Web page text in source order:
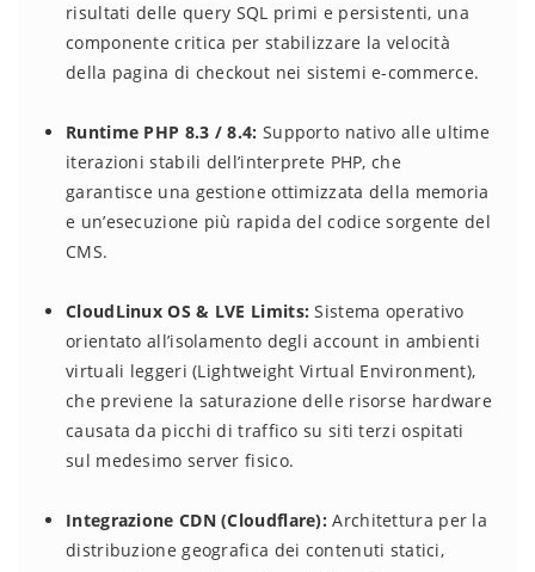
risultati delle query SQL primi e persistenti, una
componente critica per stabilizzare la velocità
della pagina di checkout nei sistemi e-commerce.
Runtime PHP 8.3 / 8.4: Supporto nativo alle ultime
iterazioni stabili dell’interprete PHP, che
garantisce una gestione ottimizzata della memoria
e un’esecuzione più rapida del codice sorgente del
CMS.
CloudLinux OS & LVE Limits: Sistema operativo
orientato all’isolamento degli account in ambienti
virtuali leggeri (Lightweight Virtual Environment),
che previene la saturazione delle risorse hardware
causata da picchi di traffico su siti terzi ospitati
sul medesimo server fisico.
Integrazione CDN (Cloudflare): Architettura per la
distribuzione geografica dei contenuti statici,